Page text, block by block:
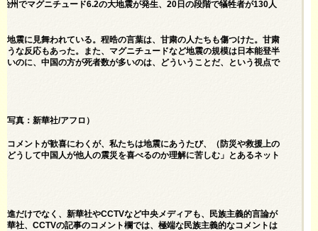
州でマグニチュード6.2の大地震が発生、20日の段階で犠牲者が130人
地震に見舞われている。程晧の言葉は、甘粛の人たちも傷つけた。甘粛
うな反応もあった。また、マグニチュードなど地震の規模は日本能登半
いのに、中国の方が死者数が多いのは、どういうことだ、という視点で
写真：新華社/アフロ）
コメントが歓喜にわくが、私たちは地震にあうたび、（防災や救援上の
どうして中国人が他人の震災を喜べるのか理解に苦しむ」とあるネット
進だけでなく、新華社やCCTVなど中央メディアも、民族主義的言論が
華社、CCTVの記事のコメント欄では、極端な民族主義的なコメントは